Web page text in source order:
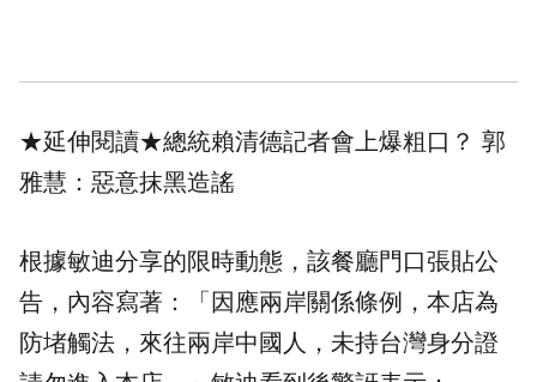
★延伸閱讀★總統賴清德記者會上爆粗口？ 郭
雅慧：惡意抹黑造謠
根據敏迪分享的限時動態，該餐廳門口張貼公
告，內容寫著：「因應兩岸關係條例，本店為
防堵觸法，來往兩岸中國人，未持台灣身分證